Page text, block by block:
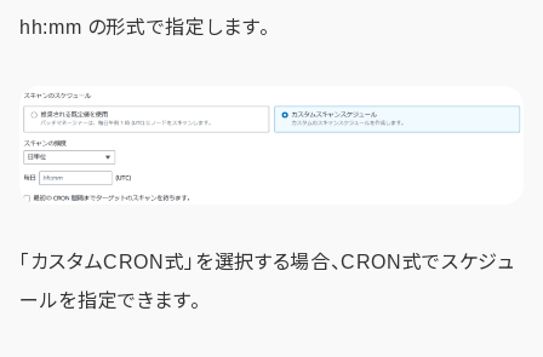
hh:mm の形式で指定します。
「カスタムCRON式」を選択する場合、CRON式でスケジュ
ールを指定できます。